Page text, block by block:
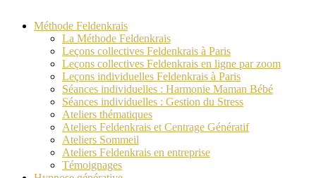
Méthode Feldenkrais
La Méthode Feldenkrais
Leçons collectives Feldenkrais à Paris
Leçons collectives Feldenkrais en ligne par zoom
Leçons individuelles Feldenkrais à Paris
Séances individuelles : Harmonie Maman Bébé
Séances individuelles : Gestion du Stress
Ateliers thématiques
Ateliers Feldenkrais et Centrage Génératif
Ateliers Sommeil
Ateliers Feldenkrais en entreprise
Témoignages